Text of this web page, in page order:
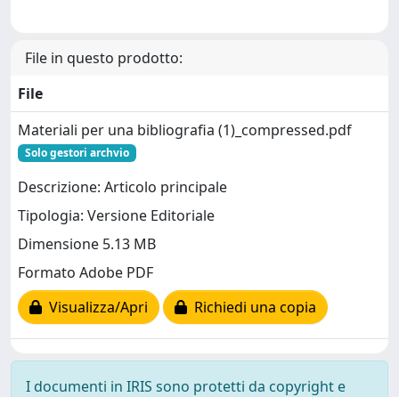
File in questo prodotto:
File
Materiali per una bibliografia (1)_compressed.pdf
Solo gestori archvio
Descrizione: Articolo principale
Tipologia: Versione Editoriale
Dimensione 5.13 MB
Formato Adobe PDF
Visualizza/Apri
Richiedi una copia
I documenti in IRIS sono protetti da copyright e